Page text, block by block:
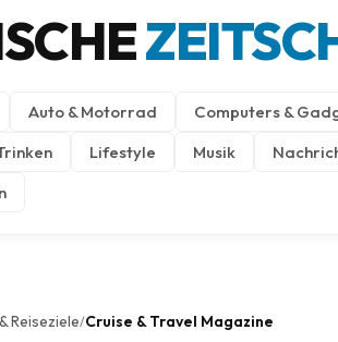
Auto & Motorrad Computers &
Lifestyle Musik
Reiseziele/Cruise & Travel Magazine